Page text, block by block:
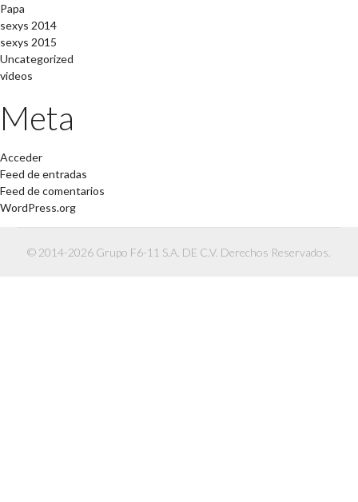
Papa
sexys 2014
sexys 2015
Uncategorized
videos
Meta
Acceder
Feed de entradas
Feed de comentarios
WordPress.org
© 2014-2026 Grupo F6-11 S.A. DE C.V. Derechos Reservados.